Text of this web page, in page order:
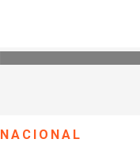
NACIONAL